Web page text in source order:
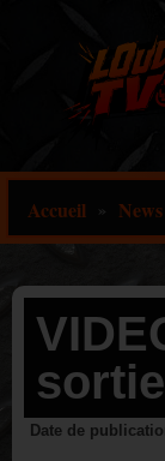
Accueil » News
Date de